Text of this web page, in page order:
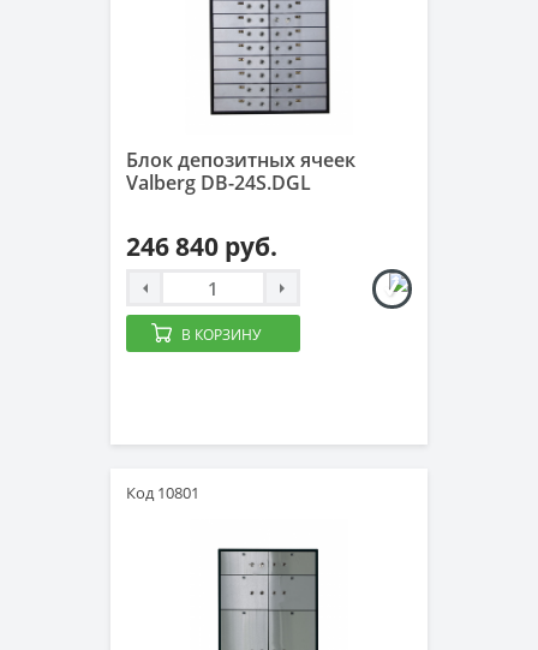
Блок депозитных ячеек
Valberg DB-24S.DGL
246 840 руб.
В КОРЗИНУ
Код 10801